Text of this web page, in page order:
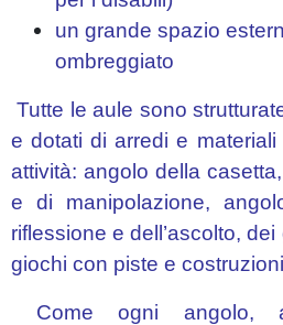
un grande spazio
ombreggiato
Tutte le aule sono
e dotati di arredi e
attività: angolo della
e di manipolazione,
riflessione e dell’ascolto,
giochi con piste e
Come ogni angolo,